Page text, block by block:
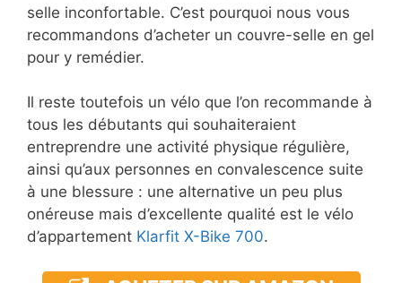
selle inconfortable. C’est pourquoi nous vous
recommandons d’acheter un couvre-selle en gel
pour y remédier.
Il reste toutefois un vélo que l’on recommande à
tous les débutants qui souhaiteraient
entreprendre une activité physique régulière,
ainsi qu’aux personnes en convalescence suite
à une blessure : une alternative un peu plus
onéreuse mais d’excellente qualité est le vélo
d’appartement Klarfit X-Bike 700.